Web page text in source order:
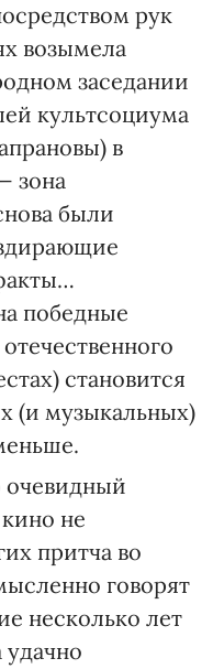
рук
возымела
заседании
культсоциума
в
зона
были
победные
становится
(и музыкальных)
очевидный
не
притча во
говорят
несколько лет